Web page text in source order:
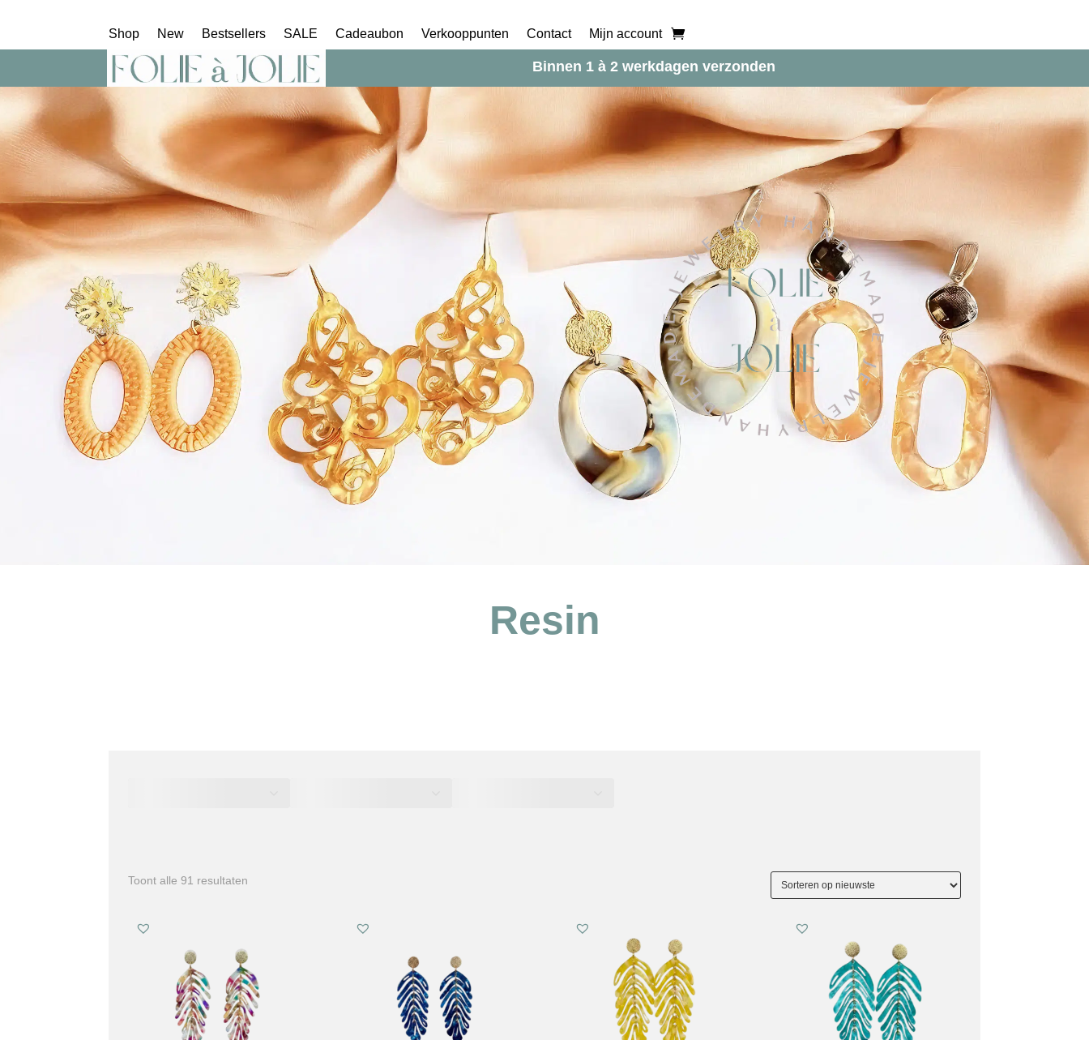
Shop New Bestsellers SALE Cadeaubon Verkooppunten Contact Mijn account
Binnen 1 à 2 werkdagen verzonden
Resin
Toont alle 91 resultaten